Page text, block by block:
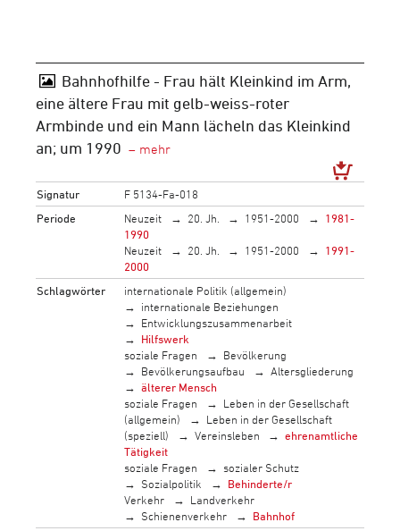
Bahnhofhilfe - Frau hält Kleinkind im Arm,
eine ältere Frau mit gelb-weiss-roter
Armbinde und ein Mann lächeln das Kleinkind
an; um 1990
Signatur
F 5134-Fa-018
Periode
Neuzeit 20. Jh. 1951-2000
1981-
1990
Neuzeit
20. Jh. 1951-2000
1991-
2000
Schlagwörter
internationale Politik (allgemein)
internationale Beziehungen
Entwicklungszusammenarbeit
Hilfswerk
soziale Fragen
Bevölkerung
Bevölkerungsaufbau
Altersgliederung
älterer Mensch
soziale Fragen
Leben in der Gesellschaft
(allgemein)
Leben in der Gesellschaft
(speziell)
Vereinsleben
ehrenamtliche
Tätigkeit
soziale Fragen
sozialer Schutz
Sozialpolitik
Behinderte/r
Verkehr
Landverkehr
Schienenverkehr
Bahnhof